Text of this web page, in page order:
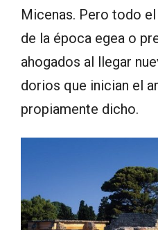
Micenas. Pero todo
de la época egea o
ahogados al llegar
dorios que inician el
propiamente dicho.